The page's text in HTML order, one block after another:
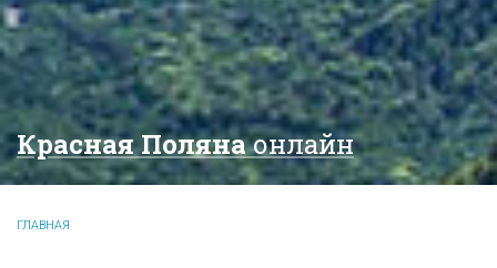
Красная Полянаонлайн
ГЛАВНАЯ